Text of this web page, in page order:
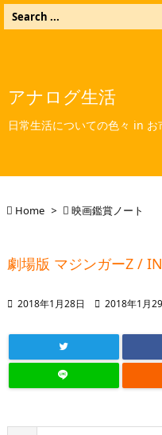
アナログ生活
日常生活についての色々 in お
 Home >  映画鑑賞ノート
劇場版 マジンガーZ /
 2018年1月28日  2018年1月